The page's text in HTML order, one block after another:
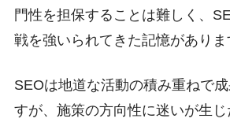
門性を担保することは難しく、
戦を強いられてきた記憶がありま
SEOは地道な活動の積み重ねで
すが、施策の方向性に迷いが生